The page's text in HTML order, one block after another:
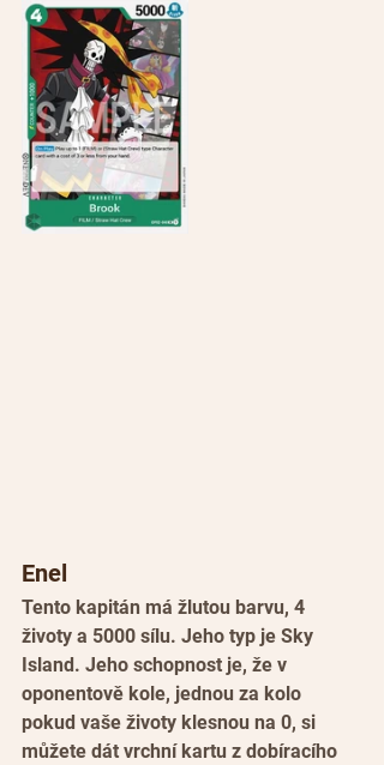
Enel
Tento kapitán má žlutou barvu, 4
životy a 5000 sílu. Jeho typ je Sky
Island. Jeho schopnost je, že v
oponentově kole, jednou za kolo
pokud vaše životy klesnou na 0, si
můžete dát vrchní kartu z dobíracího